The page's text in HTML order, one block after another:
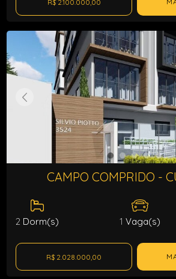
R$ 2.100.000,00
CAMPO COMPRIDO -
2 Dorm(s) 1 Vaga(s)
R$ 2.028.000,00